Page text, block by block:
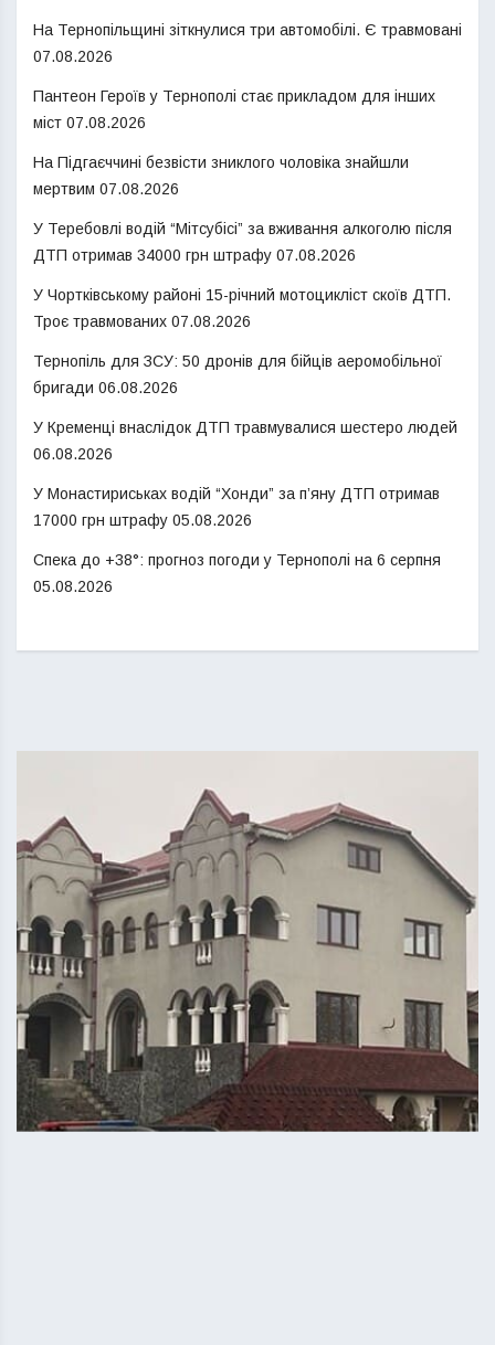
На Тернопільщині зіткнулися три автомобілі. Є травмовані
07.08.2026
Пантеон Героїв у Тернополі стає прикладом для інших
міст 07.08.2026
На Підгаєччині безвісти зниклого чоловіка знайшли
мертвим 07.08.2026
У Теребовлі водій “Мітсубісі” за вживання алкоголю після
ДТП отримав 34000 грн штрафу 07.08.2026
У Чортківському районі 15-річний мотоцикліст скоїв ДТП.
Троє травмованих 07.08.2026
Тернопіль для ЗСУ: 50 дронів для бійців аеромобільної
бригади 06.08.2026
У Кременці внаслідок ДТП травмувалися шестеро людей
06.08.2026
У Монастириськах водій “Хонди” за п’яну ДТП отримав
17000 грн штрафу 05.08.2026
Спека до +38°: прогноз погоди у Тернополі на 6 серпня
05.08.2026